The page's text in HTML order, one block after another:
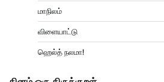
மாநிலம்
விளையாட்டு
ஹெல்த் நலமா!